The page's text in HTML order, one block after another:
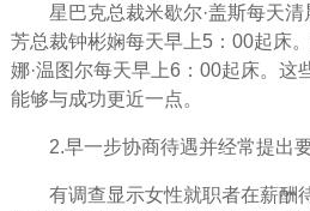
星巴克总裁米歇尔·盖斯每天清
芳总裁钟彬娴每天早上5：00起床
娜·温图尔每天早上6：00起床。这
能够与成功更近一点。
2.早一步协商待遇并经常提出
有调查显示女性就职者在薪酬